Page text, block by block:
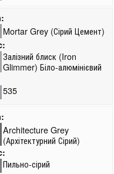
Mortar Grey (Сірий Цемент)
Залізний блиск (Iron
Glimmer) Біло-алюмінієвий
535
Architecture Grey
(Архітектурний Сірий)
Пильно-сірий